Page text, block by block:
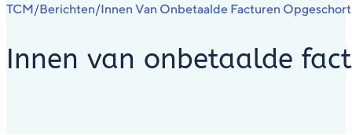
TCM/Berichten/Innen Van Onbetaalde Facturen
Innen van onbetaalde